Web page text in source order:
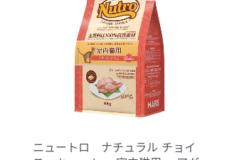
ニュートロ ナチュラル チョイ